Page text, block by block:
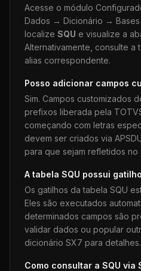
Acesse o módulo
Dados → Dicionário →
localize SQU e visualize a
Alternativamente, consulte a
alias correspondente.
Posso adicionar campos
Sim. Campos customizados
prefixos liberada pela
começando com letras
devem ser criados via
para que sejam refletidos no
A tabela SQU possui
Os gatilhos da tabela SQU
Eles são executados
determinados campos são
validar dados ou popular
dicionário SX7 para detalhes.
Como consultar a SQU via